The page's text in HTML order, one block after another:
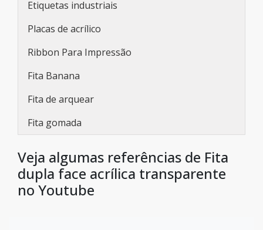
Etiquetas industriais
Placas de acrílico
Ribbon Para Impressão
Fita Banana
Fita de arquear
Fita gomada
Veja algumas referências de Fita
dupla face acrílica transparente
no Youtube